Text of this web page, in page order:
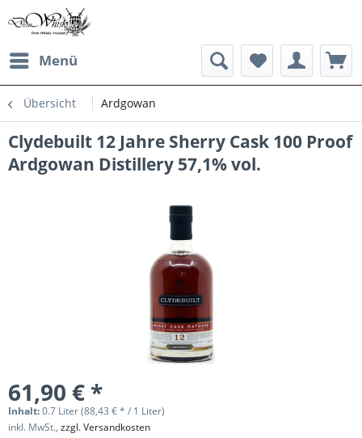
Menü
Übersicht Ardgowan
Clydebuilt 12 Jahre Sherry Cask 100 Proof
Ardgowan Distillery 57,1% vol.
61,90 € *
Inhalt:0.7 Liter (88,43 € * / 1 Liter)
inkl. MwSt., zzgl. Versandkosten